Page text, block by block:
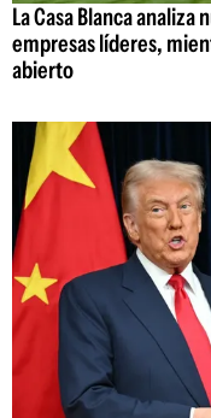
La Casa Blanca
empresas líderes,
abierto